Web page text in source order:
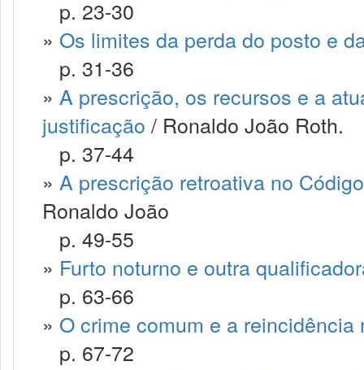
p. 23-30
» Os limites da perda do posto e
p. 31-36
» A prescrição, os recursos e a
justificação / Ronaldo João Roth.
p. 37-44
» A prescrição retroativa no
Ronaldo João
p. 49-55
» Furto noturno e outra
p. 63-66
» O crime comum e a reincidência
p. 67-72